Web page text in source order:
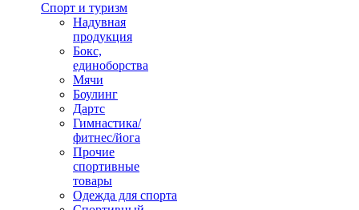
Спорт и туризм
Надувная
продукция
Бокс,
единоборства
Мячи
Боулинг
Дартс
Гимнастика/
фитнес/йога
Прочие
спортивные
товары
Одежда для спорта